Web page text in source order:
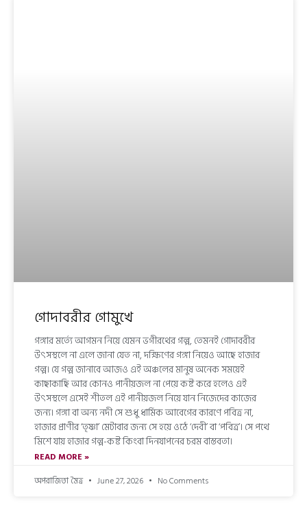
গোদাবরীর গোমুখে
গঙ্গার মর্ত্যে আগমন নিয়ে যেমন ভগীরথের গল্প, তেমনই গোদাবরীর
উৎসস্থলে না এলে জানা যেত না, দক্ষিণের গঙ্গা নিয়েও আছে হাজার
গল্প। যে গল্প জানাবে আজও এই অঞ্চলের মানুষ অনেক সময়েই
কাছাকাছি আর কোনও পানীয়জল না পেয়ে কষ্ট করে হলেও এই
উৎসস্থলে এসেই শীতল এই পানীয়জল নিয়ে যান নিজেদের কাজের
জন্য। গঙ্গা বা অন্য নদী সে শুধু ধার্মিক আবেগের কারণে পবিত্র না,
হাজার প্রাণীর ‘তৃষ্ণা’ মেটাবার জন্য সে হয়ে ওঠে ‘দেবী’ বা ‘পবিত্র’। সে পথে
মিশে যায় হাজার গল্প-কষ্ট কিংবা দিনযাপনের চরম বাস্তবতা।
READ MORE »
অপরাজিতা মৈত্র
June 27, 2026 No Comments